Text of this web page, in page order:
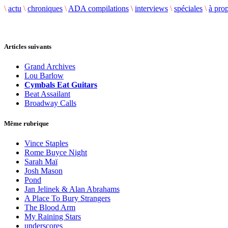
\ actu \ chroniques \ ADA compilations \ interviews \ spéciales \ à
Articles suivants
Grand Archives
Lou Barlow
Cymbals Eat Guitars
Beat Assailant
Broadway Calls
Même rubrique
Vince Staples
Rome Buyce Night
Sarah Maï
Josh Mason
Pond
Jan Jelinek & Alan Abrahams
A Place To Bury Strangers
The Blood Arm
My Raining Stars
underscores